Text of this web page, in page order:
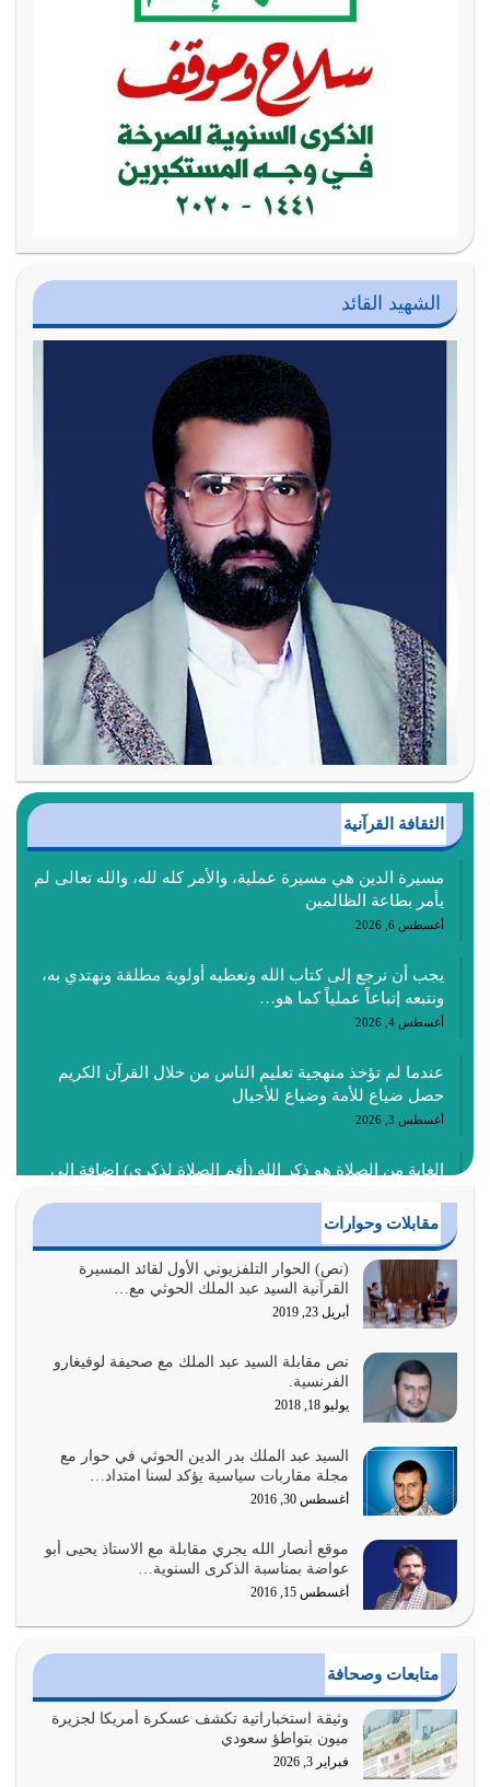
الشهيد القائد
الثقافة القرآنية
مسيرة الدين هي مسيرة عملية، والأمر كله لله، والله تعالى لم
يأمر بطاعة الظالمين
أغسطس 6, 2026
يجب أن نرجع إلى كتاب الله ونعطيه أولوية مطلقة ونهتدي به،
ونتبعه إتباعاً عملياً كما هو…
أغسطس 4, 2026
عندما لم تؤخذ منهجية تعليم الناس من خلال القرآن الكريم
حصل ضياع للأمة وضياع للأجيال
أغسطس 3, 2026
الغاية من الصلاة هو ذكر الله (أقم الصلاة لذكري) إضافة إلى
أغسطس 2, 2026
السبب الرئيسي لشقاء الأمة الابتعاد عن كتاب الله والتعدي
لحدود الله بالإضافات للدين
أغسطس 1, 2026
أبرز أسباب الشقاء هو الإعراض عن ذكر الله وعن هدى الله
المتمثل في القرآن الكريم
يوليو 31, 2026
أولياء الشيطان كلما كانوا أكثر ولاءً وطاعة للشيطان كلما كانوا
أكثر ضعفاً
يوليو 30, 2026
وعد الله تعالى من يُقتل في سبيله بالحياة الأبدية والرزق
والاستبشار والنجاة والخلود في…
يوليو 29, 2026
القرآن الكريم هو أهم مصدر لمعرفة رسول الله معرفة سيرته
معرفة شخصيته معرفة عظمته
يوليو 28, 2026
هل نحن من الصالحين؟ قيِّم نفسك هنا اترك القرآن على أصله
وأعرض نفسك، وأعرض ما لديك على…
مقابلات وحوارات
(نص) الحوار التلفزيوني الأول لقائد المسيرة
القرآنية السيد عبد الملك الحوثي مع…
أبريل 23, 2019
نص مقابلة السيد عبد الملك مع صحيفة لوفيغارو
الفرنسية.
يوليو 18, 2018
السيد عبد الملك بدر الدين الحوثي في حوار مع
مجلة مقاربات سياسية يؤكد لسنا امتداد…
أغسطس 30, 2016
موقع أنصار الله يجري مقابلة مع الاستاذ يحيى أبو
عواضة بمناسبة الذكرى السنوية…
أغسطس 15, 2016
متابعات وصحافة
وثيقة استخباراتية تكشف عسكرة أمريكا لجزيرة
ميون بتواطؤ سعودي
فبراير 3, 2026